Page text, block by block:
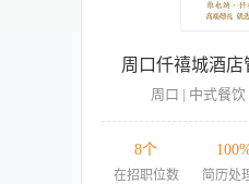
周口仟禧城酒店
周口 | 中式餐饮
8个
在招职位数 简历处